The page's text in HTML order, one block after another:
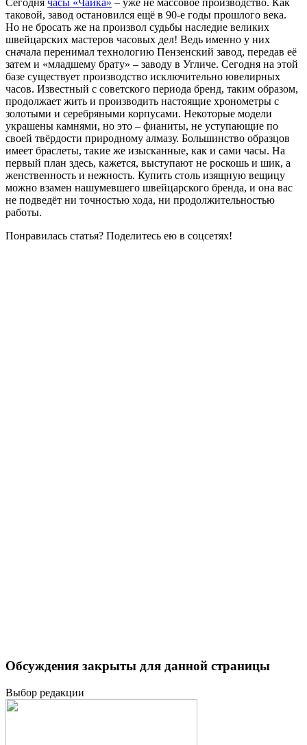
Сегодня часы «Чайка» – уже не массовое производство. Как
таковой, завод остановился ещё в 90-е годы прошлого века.
Но не бросать же на произвол судьбы наследие великих
швейцарских мастеров часовых дел! Ведь именно у них
сначала перенимал технологию Пензенский завод, передав её
затем и «младшему брату» – заводу в Угличе. Сегодня на этой
базе существует производство исключительно ювелирных
часов. Известный с советского периода бренд, таким образом,
продолжает жить и производить настоящие хронометры с
золотыми и серебряными корпусами. Некоторые модели
украшены камнями, но это – фианиты, не уступающие по
своей твёрдости природному алмазу. Большинство образцов
имеет браслеты, такие же изысканные, как и сами часы. На
первый план здесь, кажется, выступают не роскошь и шик, а
женственность и нежность. Купить столь изящную вещицу
можно взамен нашумевшего швейцарского бренда, и она вас
не подведёт ни точностью хода, ни продолжительностью
работы.
Понравилась статья? Поделитесь ею в соцсетях!
Обсуждения закрыты для данной страницы
Выбор редакции